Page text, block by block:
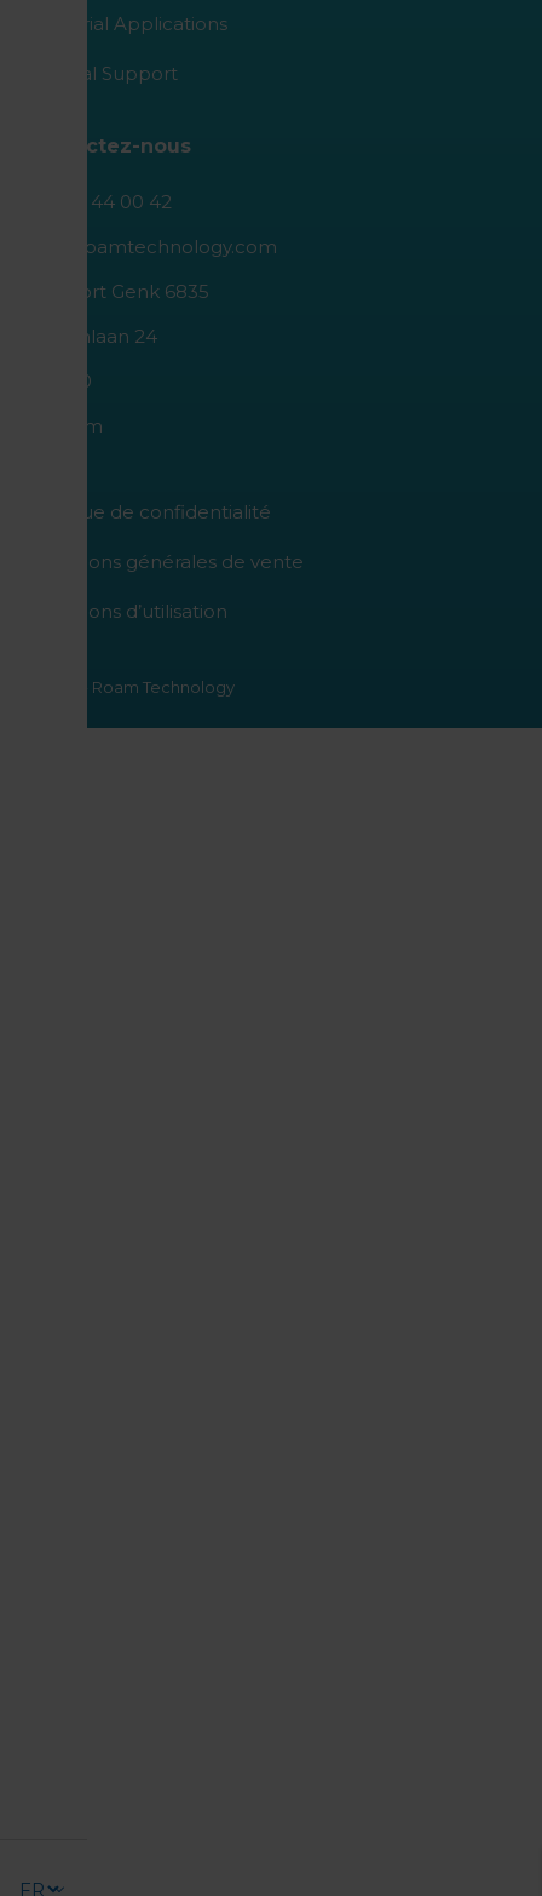
Industrial Applications
Medical Support
Contactez-nous
+32 89 44 00 42
info@roamtechnology.com
I.Z. Poort Genk 6835
Geleenlaan 24
B-3600
Belgium
politique de confidentialité
Conditions générales de vente
Conditions d’utilisation
© 2026 - Roam Technology